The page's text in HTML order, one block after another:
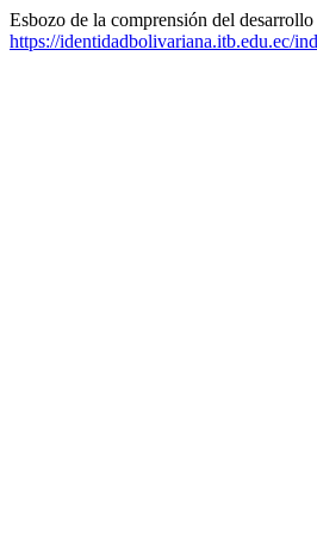
Esbozo de la comprensión del
https://identidadbolivariana.itb.edu.ec/